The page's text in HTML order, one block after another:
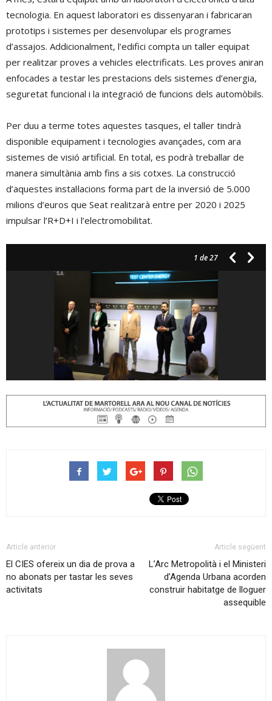
tecnologia. En aquest laboratori es dissenyaran i fabricaran
prototips i sistemes per desenvolupar els programes
d’assajos. Addicionalment, l’edifici compta un taller equipat
per realitzar proves a vehicles electrificats. Les proves aniran
enfocades a testar les prestacions dels sistemes d’energia,
seguretat funcional i la integració de funcions dels automòbils.
Per duu a terme totes aquestes tasques, el taller tindrà
disponible equipament i tecnologies avançades, com ara
sistemes de visió artificial. En total, es podrà treballar de
manera simultània amb fins a sis cotxes. La construcció
d’aquestes instal·lacions forma part de la inversió de 5.000
milions d’euros que Seat realitzarà entre per 2020 i 2025
impulsar l’R+D+I i l’electromobilitat.
1 de 27
Article anterior
El CIES ofereix un dia de prova a
no abonats per tastar les seves
activitats
Article següent
L’Arc Metropolità i el Ministeri
d’Agenda Urbana acorden
construir habitatge de lloguer
assequible